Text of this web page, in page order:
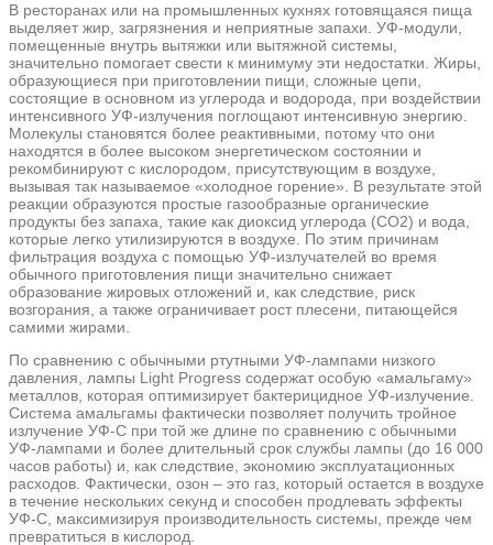
В ресторанах или на промышленных кухнях готовящаяся пища
выделяет жир, загрязнения и неприятные запахи. УФ-модули,
помещенные внутрь вытяжки или вытяжной системы,
значительно помогает свести к минимуму эти недостатки. Жиры,
образующиеся при приготовлении пищи, сложные цепи,
состоящие в основном из углерода и водорода, при воздействии
интенсивного УФ-излучения поглощают интенсивную энергию.
Молекулы становятся более реактивными, потому что они
находятся в более высоком энергетическом состоянии и
рекомбинируют с кислородом, присутствующим в воздухе,
вызывая так называемое «холодное горение». В результате этой
реакции образуются простые газообразные органические
продукты без запаха, такие как диоксид углерода (CO2) и вода,
которые легко утилизируются в воздухе. По этим причинам
фильтрация воздуха с помощью УФ-излучателей во время
обычного приготовления пищи значительно снижает
образование жировых отложений и, как следствие, риск
возгорания, а также ограничивает рост плесени, питающейся
самими жирами.
По сравнению с обычными ртутными УФ-лампами низкого
давления, лампы Light Progress содержат особую «амальгаму»
металлов, которая оптимизирует бактерицидное УФ-излучение.
Система амальгамы фактически позволяет получить тройное
излучение УФ-С при той же длине по сравнению с обычными
УФ-лампами и более длительный срок службы лампы (до 16 000
часов работы) и, как следствие, экономию эксплуатационных
расходов. Фактически, озон – это газ, который остается в воздухе
в течение нескольких секунд и способен продлевать эффекты
УФ-С, максимизируя производительность системы, прежде чем
превратиться в кислород.